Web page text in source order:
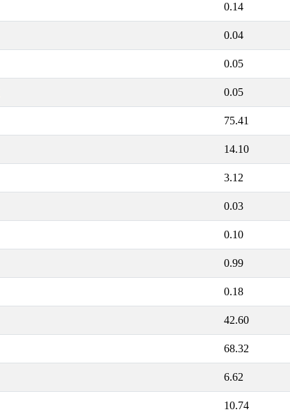
0.14
0.04
0.05
0.05
75.41
14.10
3.12
0.03
0.10
0.99
0.18
42.60
68.32
6.62
10.74